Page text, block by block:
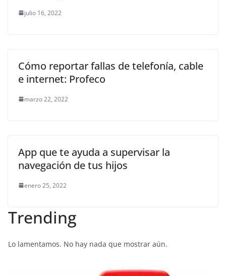
julio 16, 2022
Cómo reportar fallas de telefonía, cable
e internet: Profeco
marzo 22, 2022
App que te ayuda a supervisar la
navegación de tus hijos
enero 25, 2022
Trending
Lo lamentamos. No hay nada que mostrar aún.